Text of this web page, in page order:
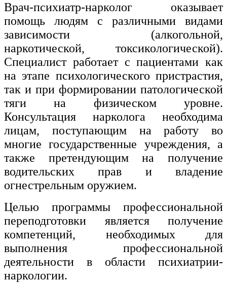
Сервис и туризм
Изобразительное и прикладные виды
искусств
Средства массовой информации и
информативно-библиотечное дело
Управление в технических системах
Ветеринария и зоотехника
Подготовка к периодической
аккредитации
Основные Услуги
Дополнительные Услуги
Врач-психиатр-нарколог оказывает
помощь людям с различными видами
зависимости (алкогольной,
наркотической, токсикологической).
Специалист работает с пациентами как
на этапе психологического пристрастия,
так и при формировании патологической
тяги на физическом уровне.
Консультация нарколога необходима
лицам, поступающим на работу во
многие государственные учреждения, а
также претендующим на получение
водительских прав и владение
огнестрельным оружием.
Целью программы профессиональной
переподготовки является получение
компетенций, необходимых для
выполнения профессиональной
деятельности в области психиатрии-
наркологии.